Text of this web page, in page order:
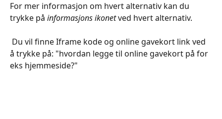
For mer informasjon om hvert alternativ kan du
trykke på informasjons ikonet ved hvert alternativ.
å trykke på: "hvordan legge til online gavekort på for
eks hjemmeside?"